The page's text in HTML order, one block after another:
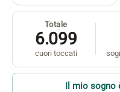
Totale
6.099
cuori toccati
Il mio sogno